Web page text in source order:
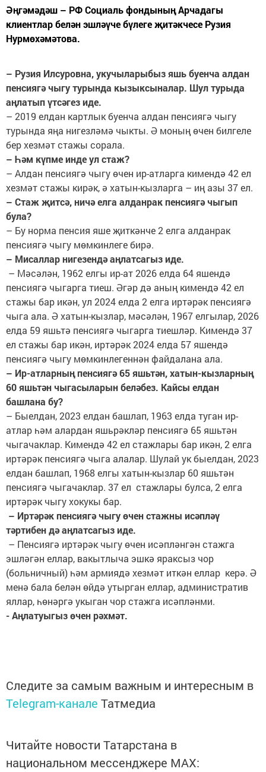
Әңгәмәдәш – РФ Социаль фондының Арчадагы
клиентлар белән эшләүче бүлеге җитәкчесе Рузия
Нурмөхәмәтова.
– Рузия Илсуровна, укучыларыбыз яшь буенча алдан
пенсиягә чыгу турында кызыксыналар. Шул турыда
аңлатып үтсәгез иде.
– 2019 елдан картлык буенча алдан пенсиягә чыгу
турында яңа нигезләмә чыкты. Ә моның өчен билгеле
бер хезмәт стажы сорала.
– Һәм күпме инде ул стаж?
– Алдан пенсиягә чыгу өчен ир-атларга кимендә 42 ел
хезмәт стажы кирәк, ә хатын-кызларга – иң азы 37 ел.
– Стаж җитсә, ничә елга алданрак пенсиягә чыгып
була?
– Бу норма пенсия яше җиткәнче 2 елга алданрак
пенсиягә чыгу мөмкинлеге бирә.
– Мисаллар нигезендә аңлатсагыз иде.
– Мәсәлән, 1962 елгы ир-ат 2026 елда 64 яшендә
пенсиягә чыгарга тиеш. Әгәр дә аның кимендә 42 ел
стажы бар икән, ул 2024 елда 2 елга иртәрәк пенсиягә
чыга ала. Ә хатын-кызлар, мәсәлән, 1967 елгылар, 2026
елда 59 яшьтә пенсиягә чыгарга тиешләр. Кимендә 37
ел стажы бар икән, иртәрәк 2024 елда 57 яшендә
пенсиягә чыгу мөмкинлегеннән файдалана ала.
– Ир-атларның пенсиягә 65 яшьтән, хатын-кызларның
60 яшьтән чыгасыларын беләбез. Кайсы елдан
башлана бу?
– Быелдан, 2023 елдан башлап, 1963 елда туган ир-
атлар һәм алардан яшьрәкләр пенсиягә 65 яшьтән
чыгачаклар. Кимендә 42 ел стажлары бар икән, 2 елга
иртәрәк пенсиягә чыга алалар. Шулай ук быелдан, 2023
елдан башлап, 1968 елгы хатын-кызлар 60 яшьтән
пенсиягә чыгачаклар. 37 ел стажлары булса, 2 елга
иртәрәк чыгу хокукы бар.
– Иртәрәк пенсиягә чыгу өчен стажны исәпләү
тәртибен дә аңлатсагыз иде.
– Пенсиягә иртәрәк чыгу өчен исәпләнгән стажга
эшләгән еллар, вакытлыча эшкә яраксыз чор
(больничный) һәм армиядә хезмәт иткән еллар керә. Ә
менә бала белән өйдә утырган еллар, административ
яллар, һөнәргә укыган чор стажга исәпләнми.
- Аңлатуыгыз өчен рәхмәт.
Следите за самым важным и интересным в
Telegram-канале Татмедиа
Читайте новости Татарстана в
национальном мессенджере MАХ: